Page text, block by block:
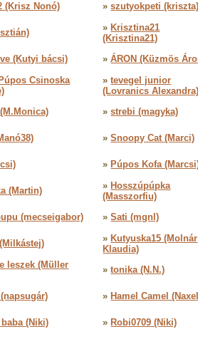
(Krisz Nonó) »szutyokpeti
» Krisztina21
(Krisztina21)
(Kutyi bácsi) »ÁRON (Küzmös
Csinoska
»tevegel junior
(Lovranics
»strebi (magyka)
»Snoopy Cat (Marci)
» Púpos Kofa
(Martin) » Hosszúpúpka
(Masszorfiu)
(mecseigabor) »Sati (mgnl)
» Kutyuska15 (Molnár
Klaudia)
leszek (Müller
»tonika (N.N.)
» Hamel Camel
(Niki) » Robi0709 (Niki)